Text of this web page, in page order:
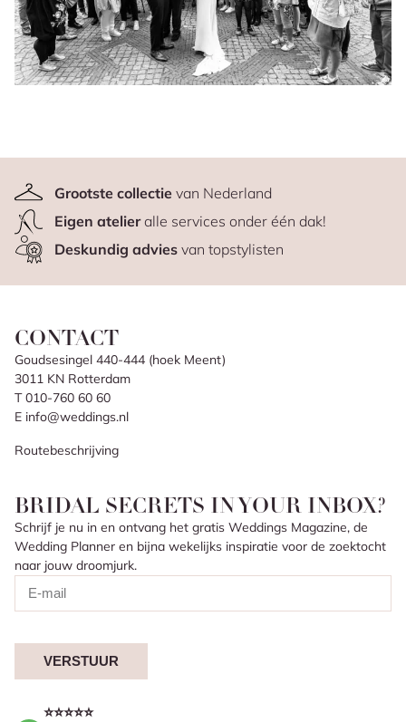
Grootste collectievan Nederland
Eigen atelieralle services onder één dak!
Deskundig adviesvan topstylisten
CONTACT
Goudsesingel 440-444 (hoek Meent)
3011 KN Rotterdam
T 010-760 60 60
E info@weddings.nl
Routebeschrijving
BRIDAL SECRETS IN YOUR INBOX?
Schrijf je nu in en ontvang het gratis Weddings Magazine, de
Wedding Planner en bijna wekelijks inspiratie voor de zoektocht
naar jouw droomjurk.
VERSTUUR
⭐⭐⭐⭐⭐